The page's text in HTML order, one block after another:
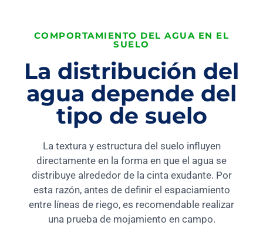
COMPORTAMIENTO DEL AGUA EN EL
SUELO
La distribución del
agua depende del
tipo de suelo
La textura y estructura del suelo influyen
directamente en la forma en que el agua se
distribuye alrededor de la cinta exudante. Por
esta razón, antes de definir el espaciamiento
entre líneas de riego, es recomendable realizar
una prueba de mojamiento en campo.